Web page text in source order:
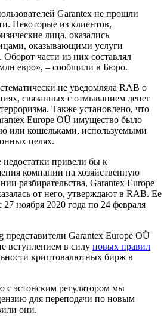
Garantex не прошли
Некоторые из клиентов,
лица, оказались
оказывающими услуги
части из них составлял
евро», – сообщили в Бюро.
не уведомляла RAB о
связанных с отмыванием денег
Также установлено, что
Europe OÜ имущество было
или кошельками, используемыми
целях.
привели бы к
компании на хозяйственную
разбирательства, Garantex Europe
от него, утверждают в RAB. Ее
27 ноября 2020 года по 24 февраля
Garantex Europe OÜ
вступлением в силу новых правил
криптовалютных бирж в
с эстонским регулятором мы
для переподачи по новым
они.